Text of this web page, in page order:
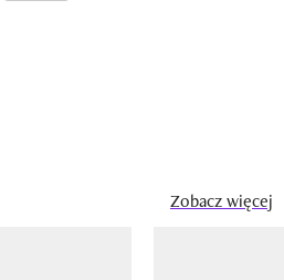
Zobacz więcej